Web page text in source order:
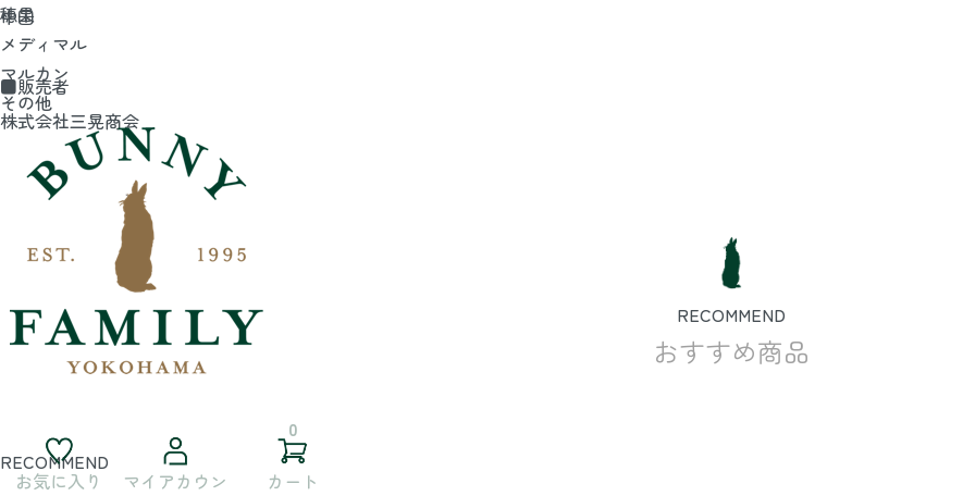
穂果
メディマル
マルカン
その他
お気に入り
マイアカウン
カート
0
中国
■販売者
株式会社三晃商会
RECOMMEND
おすすめ商品
RECOMMEND